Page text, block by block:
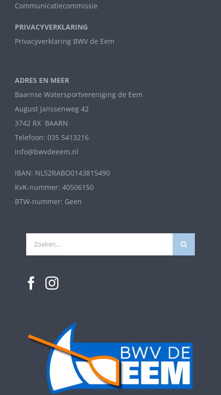
Communicatiecommissie
PRIVACYVERKLARING
Privacyverklaring BWV de Eem
ADRES EN MEER
Baarnse Watersportvereniging de Eem
August Janssenweg 42
3742 RX BAARN
Telefoon: 035 5413216
info@bwvdeeem.nl
IBAN: NL52RABO0143815490
KvK-nummer: 40506150
BTW-nummer: Geen
Zoeken
naar: